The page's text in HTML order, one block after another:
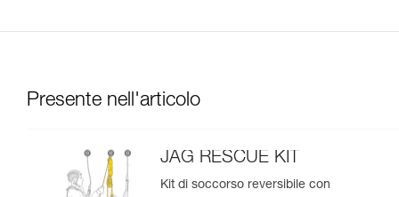
Presente nell'articolo
JAG RESCUE KIT
Kit di soccorso reversibile con